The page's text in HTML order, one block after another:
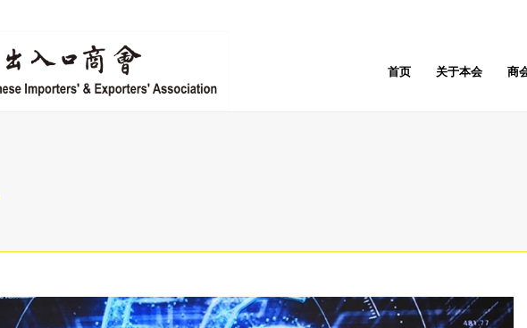
首页 关于本会 商